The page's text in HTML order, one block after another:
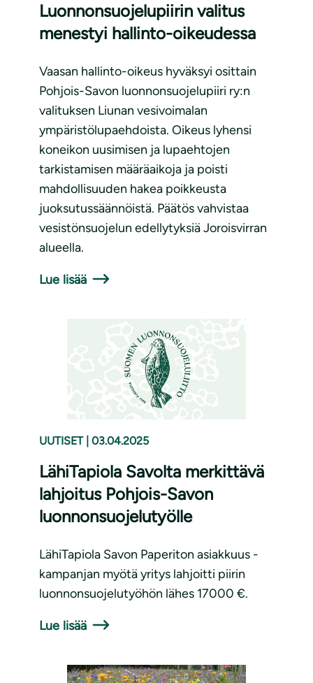
Luonnonsuojelupiirin valitus
menestyi hallinto-oikeudessa
Vaasan hallinto-oikeus hyväksyi osittain
Pohjois-Savon luonnonsuojelupiiri ry:n
valituksen Liunan vesivoimalan
ympäristölupaehdoista. Oikeus lyhensi
koneikon uusimisen ja lupaehtojen
tarkistamisen määräaikoja ja poisti
mahdollisuuden hakea poikkeusta
juoksutussäännöistä. Päätös vahvistaa
vesistönsuojelun edellytyksiä Joroisvirran
alueella.
Lue lisää
UUTISET 03.04.2025
LähiTapiola Savolta merkittävä
lahjoitus Pohjois-Savon
luonnonsuojelutyölle
LähiTapiola Savon Paperiton asiakkuus -
kampanjan myötä yritys lahjoitti piirin
luonnonsuojelutyöhön lähes 17000 €.
Lue lisää